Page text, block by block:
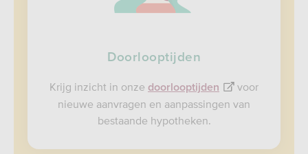
Doorlooptijden
Krijg inzicht in onze doorlooptijden
voor
nieuwe aanvragen en aanpassingen van
bestaande hypotheken.